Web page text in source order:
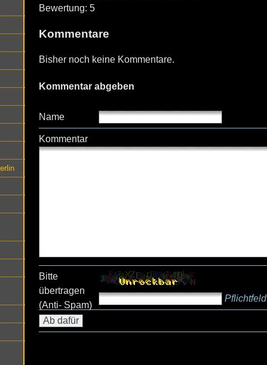
Bewertung: 5
Kommentare
Bisher noch keine Kommentare.
Kommentar abgeben
Name
Kommentar
Bitte
übertragen
(Anti- Spam)
Pflichtfeld